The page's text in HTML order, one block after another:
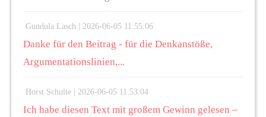
Gundula Lasch | 2026-06-05 11:55:06
Danke für den Beitrag - für die Denkanstöße,
Argumentationslinien,...
Horst Schulte | 2026-06-05 11:53:04
Ich habe diesen Text mit großem Gewinn gelesen –